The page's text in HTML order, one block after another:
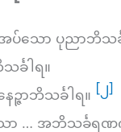
သော ပုညာဘိသင်္ခ
ခါရ။
ာဘိသင်္ခါရ။ [၂]
အဘိသင်္ခရဏက